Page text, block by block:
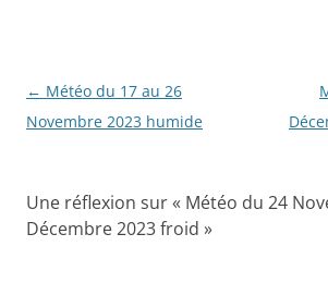
Navigation
des
← Météo du 17 au 26
Novembre 2023 humide
Une réflexion sur « Météo du 24
Décembre 2023 froid »